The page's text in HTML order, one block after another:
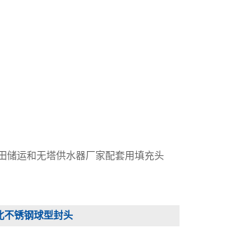
储运和无塔供水器厂家配套用填充头
不锈钢球型封头